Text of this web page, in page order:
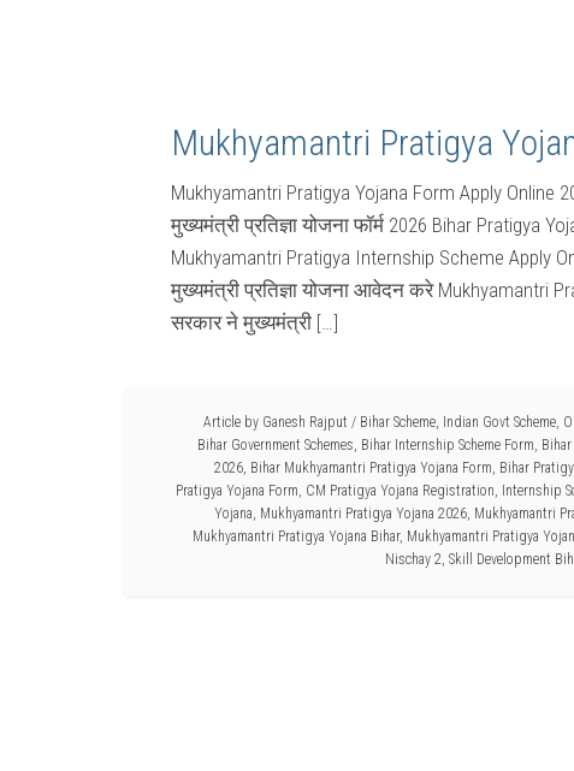
Mukhyamantri Pratigya
Mukhyamantri Pratigya Yojana Form Apply Online
मुख्यमंत्री प्रतिज्ञा योजना फॉर्म 2026 Bihar Pratigya
Mukhyamantri Pratigya Internship Scheme Apply
मुख्यमंत्री प्रतिज्ञा योजना आवेदन करे Mukhyamantri
सरकार ने मुख्यमंत्री […]
Article by Ganesh Rajput / Bihar Scheme, Indian Govt Scheme,
Bihar Government Schemes, Bihar Internship Scheme Form,
2026, Bihar Mukhyamantri Pratigya Yojana Form, Bihar
Pratigya Yojana Form, CM Pratigya Yojana Registration, Internship
Yojana, Mukhyamantri Pratigya Yojana 2026, Mukhyamantri
Mukhyamantri Pratigya Yojana Bihar, Mukhyamantri Pratigya
Nischay 2, Skill Development